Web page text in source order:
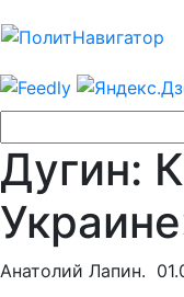
Дугин:
Анатолий Лапин.